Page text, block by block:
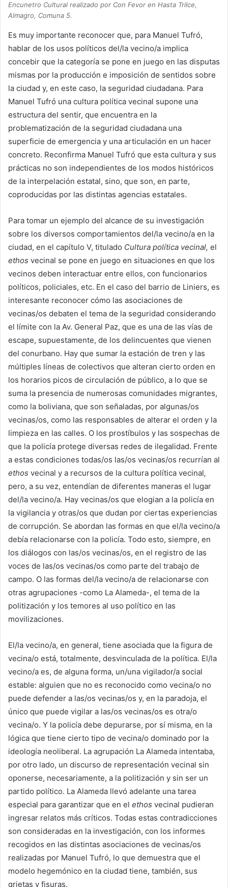
Encunetro Cultural realizado por Con Fevor en Hasta Trilce,
Almagro, Comuna 5.
Es muy importante reconocer que, para Manuel Tufró,
hablar de los usos políticos del/la vecino/a implica
concebir que la categoría se pone en juego en las disputas
mismas por la producción e imposición de sentidos sobre
la ciudad y, en este caso, la seguridad ciudadana. Para
Manuel Tufró una cultura política vecinal supone una
estructura del sentir, que encuentra en la
problematización de la seguridad ciudadana una
superficie de emergencia y una articulación en un hacer
concreto. Reconfirma Manuel Tufró que esta cultura y sus
prácticas no son independientes de los modos históricos
de la interpelación estatal, sino, que son, en parte,
coproducidas por las distintas agencias estatales.
Para tomar un ejemplo del alcance de su investigación
sobre los diversos comportamientos del/la vecino/a en la
ciudad, en el capítulo V, titulado Cultura política vecinal, el
ethos vecinal se pone en juego en situaciones en que los
vecinos deben interactuar entre ellos, con funcionarios
políticos, policiales, etc. En el caso del barrio de Liniers, es
interesante reconocer cómo las asociaciones de
vecinas/os debaten el tema de la seguridad considerando
el límite con la Av. General Paz, que es una de las vías de
escape, supuestamente, de los delincuentes que vienen
del conurbano. Hay que sumar la estación de tren y las
múltiples líneas de colectivos que alteran cierto orden en
los horarios picos de circulación de público, a lo que se
suma la presencia de numerosas comunidades migrantes,
como la boliviana, que son señaladas, por algunas/os
vecinas/os, como las responsables de alterar el orden y la
limpieza en las calles. O los prostíbulos y las sospechas de
que la policía protege diversas redes de ilegalidad. Frente
a estas condiciones todas/os las/os vecinas/os recurrían al
ethos vecinal y a recursos de la cultura política vecinal,
pero, a su vez, entendían de diferentes maneras el lugar
del/la vecino/a. Hay vecinas/os que elogian a la policía en
la vigilancia y otras/os que dudan por ciertas experiencias
de corrupción. Se abordan las formas en que el/la vecino/a
debía relacionarse con la policía. Todo esto, siempre, en
los diálogos con las/os vecinas/os, en el registro de las
voces de las/os vecinas/os como parte del trabajo de
campo. O las formas del/la vecino/a de relacionarse con
otras agrupaciones -como La Alameda-, el tema de la
politización y los temores al uso político en las
movilizaciones.
El/la vecino/a, en general, tiene asociada que la figura de
vecina/o está, totalmente, desvinculada de la política. El/la
vecino/a es, de alguna forma, un/una vigilador/a social
estable: alguien que no es reconocido como vecina/o no
puede defender a las/os vecinas/os y, en la paradoja, el
único que puede vigilar a las/os vecinas/os es otra/o
vecina/o. Y la policía debe depurarse, por sí misma, en la
lógica que tiene cierto tipo de vecina/o dominado por la
ideología neoliberal. La agrupación La Alameda intentaba,
por otro lado, un discurso de representación vecinal sin
oponerse, necesariamente, a la politización y sin ser un
partido político. La Alameda llevó adelante una tarea
especial para garantizar que en el ethos vecinal pudieran
ingresar relatos más críticos. Todas estas contradicciones
son consideradas en la investigación, con los informes
recogidos en las distintas asociaciones de vecinas/os
realizadas por Manuel Tufró, lo que demuestra que el
modelo hegemónico en la ciudad tiene, también, sus
grietas y fisuras.